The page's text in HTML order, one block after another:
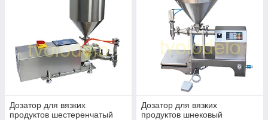
Дозатор для вязких
продуктов шестеренчатый
Дозатор для вязких
продуктов шнековый